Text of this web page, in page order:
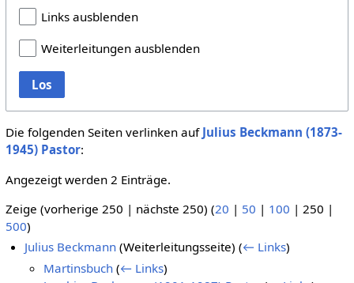
Links ausblenden
Weiterleitungen ausblenden
Los
Die folgenden Seiten verlinken auf Julius Beckmann (1873-
1945) Pastor:
Angezeigt werden 2 Einträge.
Zeige (vorherige 250 | nächste 250) (20 | 50 | 100 | 250 |
500)
Julius Beckmann (Weiterleitungsseite)(← Links)
Martinsbuch (← Links)